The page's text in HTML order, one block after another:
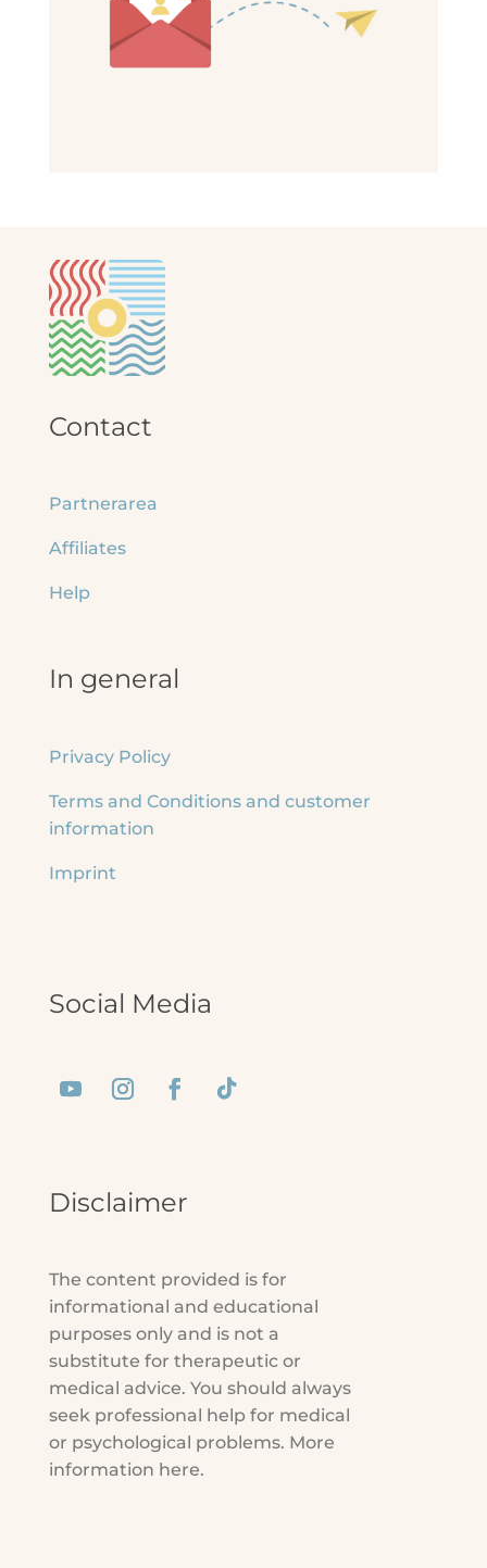
Contact
Partnerarea
Affiliates
Help
In general
Privacy Policy
Terms and Conditions and customer
information
Imprint
Social Media
Disclaimer
The content provided is for
informational and educational
purposes only and is not a
substitute for therapeutic or
medical advice. You should always
seek professional help for medical
or psychological problems. More
information here.